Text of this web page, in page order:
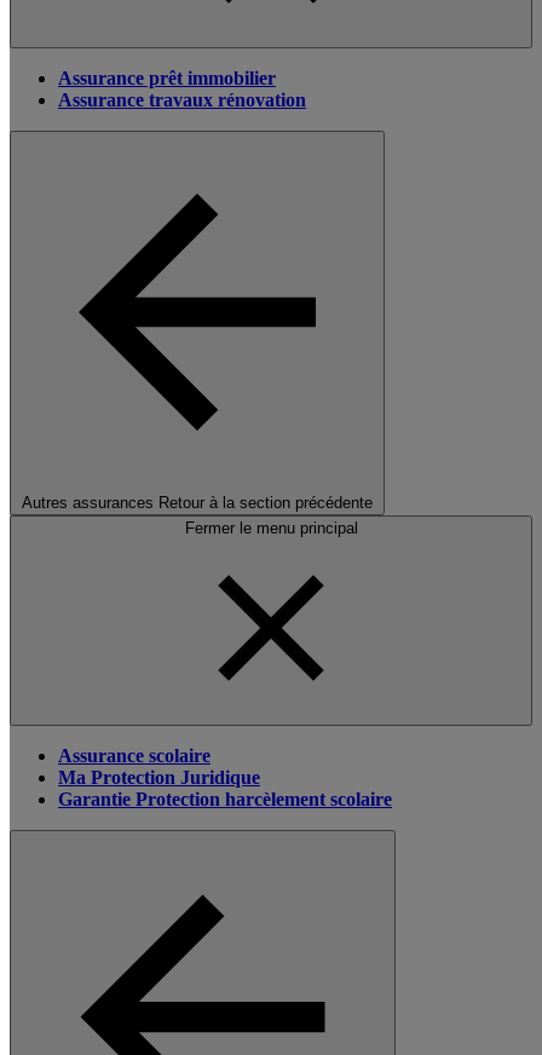
Assurance prêt immobilier
Assurance travaux rénovation
Autres assurances Retour à la section précédente
Fermer le menu principal
Assurance scolaire
Ma Protection Juridique
Garantie Protection harcèlement scolaire